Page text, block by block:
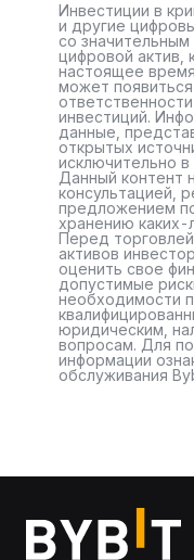
Инвестиции в
и другие
со
цифровой актив,
настоящее
может
инвестиций.
данные,
открытых
исключительно
Данный контент
консультацией,
предложением
хранению каких-
Перед
активов
оценить свое
допустимые
необходимости
юридическим,
вопросам. Для
информации
обслуживания